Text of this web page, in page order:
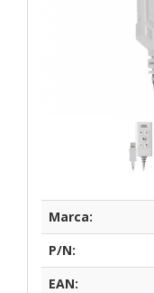
Marca:
P/N:
EAN: